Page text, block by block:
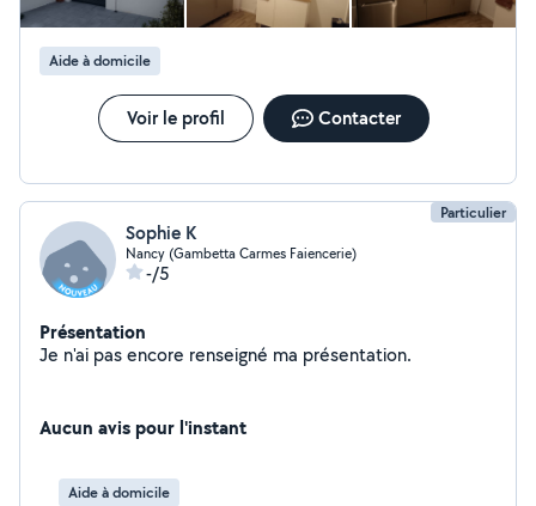
Aide à domicile
Voir le profil Contacter
Particulier
Sophie K
Nancy (Gambetta Carmes Faiencerie)
-/5
Présentation
Je n'ai pas encore renseigné ma présentation.
Aucun avis pour l'instant
Aide à domicile